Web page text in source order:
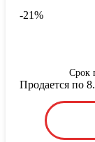
-21%
Срок
Продается по